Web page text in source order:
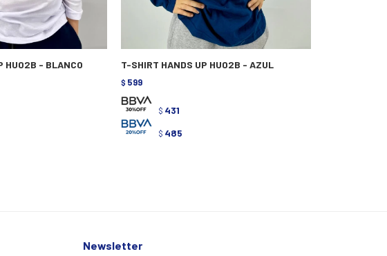
HU02B - BLANCO T-SHIRT HANDS UP HU02B - AZUL
$ 599
$ 431
$ 485
Newsletter